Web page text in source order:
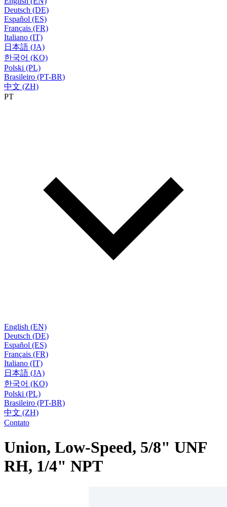
Deutsch (DE)
Español (ES)
Français (FR)
Italiano (IT)
日本語 (JA)
한국어 (KO)
Polski (PL)
Brasileiro (PT-BR)
中文 (ZH)
PT
English (EN)
Deutsch (DE)
Español (ES)
Français (FR)
Italiano (IT)
日本語 (JA)
한국어 (KO)
Polski (PL)
Brasileiro (PT-BR)
中文 (ZH)
Contato
Union, Low-Speed, 5/8" UNF
RH, 1/4" NPT